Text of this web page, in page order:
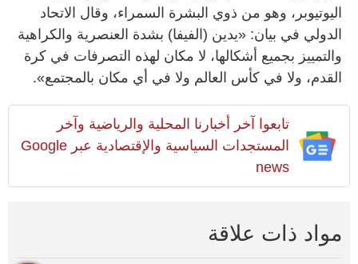
اليوتيوبر، وهو من ذوي البشرة السمراء، وقال الاتحاد
الدولي في بيان: «يدين (الفيفا) بشدة العنصرية والكراهية
والتمييز بجميع أشكالها، لا مكان لهذه التصرفات في كرة
القدم، ولا في كأس العالم ولا في أي مكان بالمجتمع».
تابعوا آخر أخبارنا المحلية والرياضية وآخر
المستجدات السياسية والإقتصادية عبر Google
news
مواد ذات علاقة